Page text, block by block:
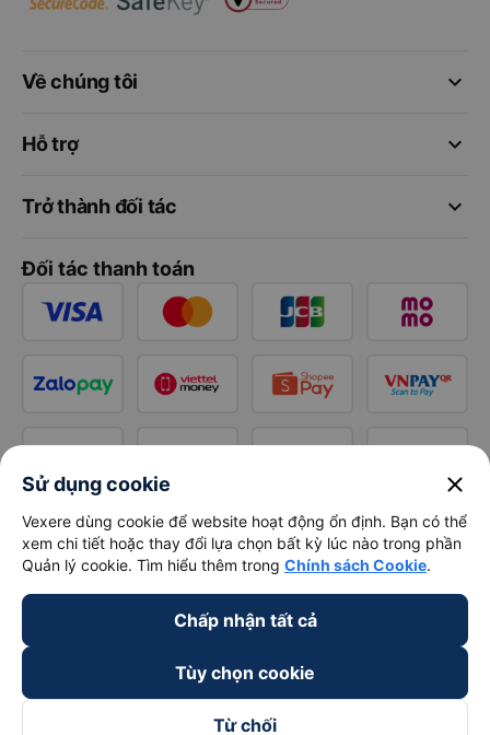
keyboard_arrow_down
Về chúng tôi
keyboard_arrow_down
Hỗ trợ
keyboard_arrow_down
Trở thành đối tác
Đối tác thanh toán
Sử dụng cookie close
Vexere dùng cookie để website hoạt động ổn định. Bạn có thể
xem chi tiết hoặc thay đổi lựa chọn bất kỳ lúc nào trong phần
Quản lý cookie. Tìm hiểu thêm trong Chính sách Cookie.
Chấp nhận tất cả
Tùy chọn cookie
Từ chối